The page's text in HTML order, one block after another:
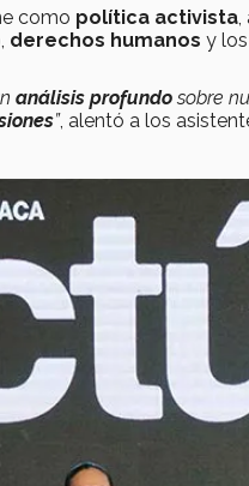
como política activista,
, derechos humanos y los
análisis profundosobre
”, alentó a los